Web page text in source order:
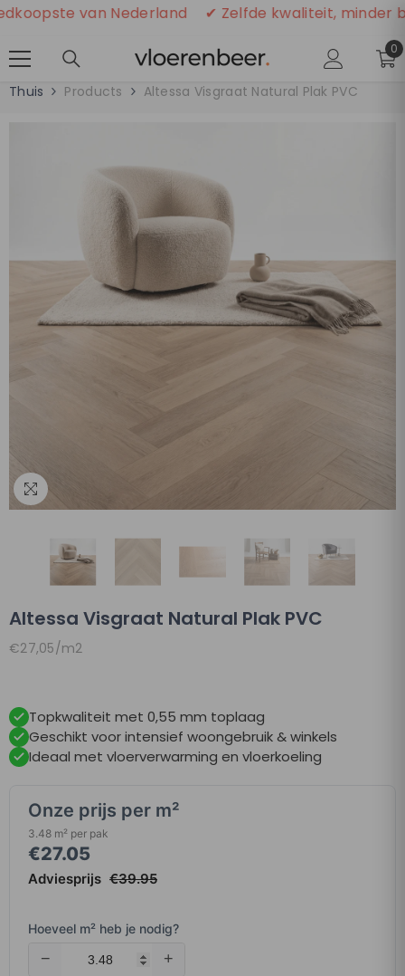
van Nederland ✔ Zelfde kwaliteit, minder
00
Thuis Products Altessa Visgraat Natural Plak PVC
Altessa Visgraat Natural Plak PVC
Eenheidsprijs
€27,05/per
m2
Topkwaliteit met 0,55 mm toplaag
Geschikt voor intensief woongebruik & winkels
Ideaal met vloerverwarming en vloerkoeling
Onze prijs per m²
3.48 m² per pak
€27.05
Adviesprijs €39.95
Hoeveel m² heb je nodig?
− +